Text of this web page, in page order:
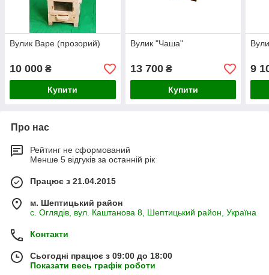
Вулик Варе (прозорий)
10 000 ₴
Купити
Вулик "Чаша"
13 700₴
Купити
9
Про нас
Рейтинг не сформований
Менше 5 відгуків за останній рік
Працює з 21.04.2015
м. Шептицький район
с. Оглядів, вул. Каштанова 8, Шептицький район, Україна
Контакти
Сьогодні працює з 09:00 до 18:00
Показати весь графік роботи